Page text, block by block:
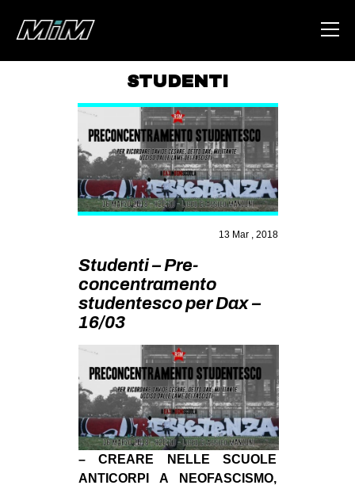
ABOUT
AREA
DEGENERAZIONE
MSM
STUDENTI TSUNAMI
MILANO
MOBILITAZIONI
SPAZI
SPORT POPOLARE
MOVIMENTI
STUDENTI
13 Mar , 2018
Studenti – Pre-
concentramento
studentesco per Dax –
16/03
– CREARE NELLE SCUOLE
ANTICORPI A NEOFASCISMO,